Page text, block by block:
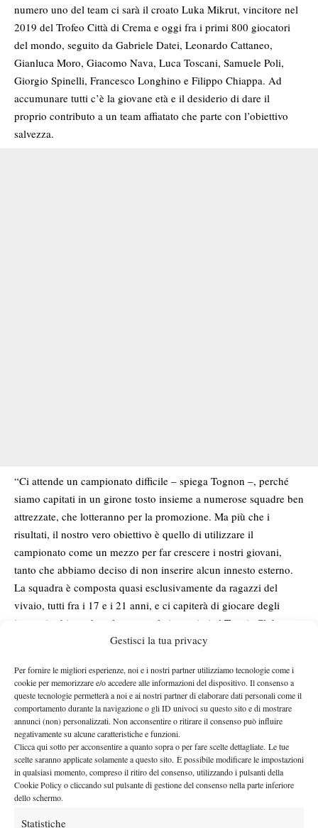
Gestisci la tua privacy
Per fornire le migliori esperienze, noi e i nostri partner utilizziamo tecnologie come i
cookie per memorizzare e/o accedere alle informazioni del dispositivo. Il consenso a
queste tecnologie permetterà a noi e ai nostri partner di elaborare dati personali come il
comportamento durante la navigazione o gli ID univoci su questo sito e di mostrare
annunci (non) personalizzati. Non acconsentire o ritirare il consenso può influire
negativamente su alcune caratteristiche e funzioni.
Clicca qui sotto per acconsentire a quanto sopra o per fare scelte dettagliate. Le tue
scelte saranno applicate solamente a questo sito. È possibile modificare le impostazioni
in qualsiasi momento, compreso il ritiro del consenso, utilizzando i pulsanti della
Cookie Policy o cliccando sul pulsante di gestione del consenso nella parte inferiore
dello schermo.
Statistiche
numero uno del team ci sarà il croato Luka Mikrut, vincitore nel
2019 del Trofeo Città di Crema e oggi fra i primi 800 giocatori
del mondo, seguito da Gabriele Datei, Leonardo Cattaneo,
Gianluca Moro, Giacomo Nava, Luca Toscani, Samuele Poli,
Giorgio Spinelli, Francesco Longhino e Filippo Chiappa. Ad
accumunare tutti c’è la giovane età e il desiderio di dare il
proprio contributo a un team affiatato che parte con l’obiettivo
salvezza.
“Ci attende un campionato difficile – spiega Tognon –, perché
siamo capitati in un girone tosto insieme a numerose squadre ben
attrezzate, che lotteranno per la promozione. Ma più che i
risultati, il nostro vero obiettivo è quello di utilizzare il
campionato come un mezzo per far crescere i nostri giovani,
tanto che abbiamo deciso di non inserire alcun innesto esterno.
La squadra è composta quasi esclusivamente da ragazzi del
vivaio, tutti fra i 17 e i 21 anni, e ci capiterà di giocare degli
incontri schierando solamente atleti cresciuti al Tennis Club
Crema. Per questo, combattere per la salvezza contro avversarie
sarà un grande motivo d’orgoglio”. Per garantirsi la salvezza
diretta bisognerà chiudere fra le prime tre (la prima salirà in B1,
la seconda giocherà i play-off, la terza terminerà il suo
campionato), mentre quarta e quinta lotteranno ai play-out per
mantenere la categoria. Retrocessione diretta per sesta e settima.
In occasione di tutte le sfide casalinghe della formazione di Serie
B2 maschile (e anche domenica per l’ultimo impegno del girone
di Serie C femminile), Crema Diesel – nuovo partner del Tc
Crema che si affianca allo storico sponsor Maus Italia – darà la